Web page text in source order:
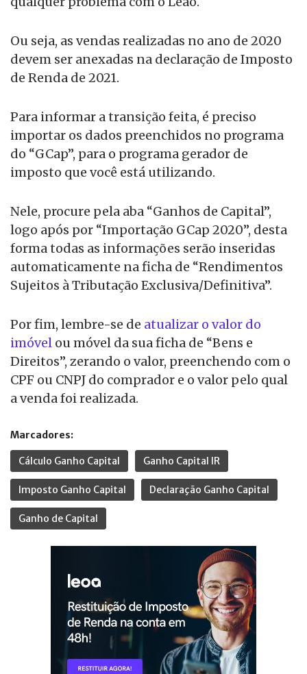
Ou seja, as vendas realizadas no ano de 2020
devem ser anexadas na declaração de Imposto
de Renda de 2021.
Para informar a transição feita, é preciso
importar os dados preenchidos no programa
do “GCap”, para o programa gerador de
imposto que você está utilizando.
Nele, procure pela aba “Ganhos de Capital”,
logo após por “Importação GCap 2020”, desta
forma todas as informações serão inseridas
automaticamente na ficha de “Rendimentos
Sujeitos à Tributação Exclusiva/Definitiva”.
Por fim, lembre-se de atualizar o valor do
imóvel ou móvel da sua ficha de “Bens e
Direitos”, zerando o valor, preenchendo com o
CPF ou CNPJ do comprador e o valor pelo qual
a venda foi realizada.
Marcadores:
Cálculo Ganho Capital Ganho Capital IR
Imposto Ganho Capital Declaração Ganho Capital
Ganho de Capital